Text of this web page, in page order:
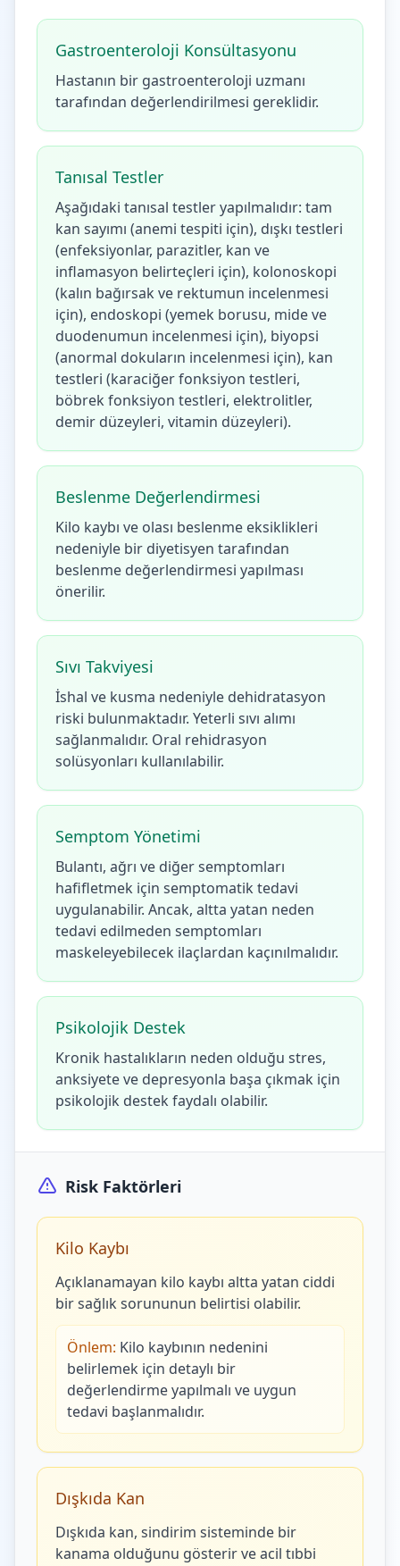
Gastroenteroloji Konsültasyonu
Hastanın bir gastroenteroloji uzmanı
tarafından değerlendirilmesi gereklidir.
Tanısal Testler
Aşağıdaki tanısal testler yapılmalıdır: tam
kan sayımı (anemi tespiti için), dışkı testleri
(enfeksiyonlar, parazitler, kan ve
inflamasyon belirteçleri için), kolonoskopi
(kalın bağırsak ve rektumun incelenmesi
için), endoskopi (yemek borusu, mide ve
duodenumun incelenmesi için), biyopsi
(anormal dokuların incelenmesi için), kan
testleri (karaciğer fonksiyon testleri,
böbrek fonksiyon testleri, elektrolitler,
demir düzeyleri, vitamin düzeyleri).
Beslenme Değerlendirmesi
Kilo kaybı ve olası beslenme eksiklikleri
nedeniyle bir diyetisyen tarafından
beslenme değerlendirmesi yapılması
önerilir.
Sıvı Takviyesi
İshal ve kusma nedeniyle dehidratasyon
riski bulunmaktadır. Yeterli sıvı alımı
sağlanmalıdır. Oral rehidrasyon
solüsyonları kullanılabilir.
Semptom Yönetimi
Bulantı, ağrı ve diğer semptomları
hafifletmek için semptomatik tedavi
uygulanabilir. Ancak, altta yatan neden
tedavi edilmeden semptomları
maskeleyebilecek ilaçlardan kaçınılmalıdır.
Psikolojik Destek
Kronik hastalıkların neden olduğu stres,
anksiyete ve depresyonla başa çıkmak için
psikolojik destek faydalı olabilir.
Risk Faktörleri
Kilo Kaybı
Açıklanamayan kilo kaybı altta yatan ciddi
bir sağlık sorununun belirtisi olabilir.
Önlem: Kilo kaybının nedenini
belirlemek için detaylı bir
değerlendirme yapılmalı ve uygun
tedavi başlanmalıdır.
Dışkıda Kan
Dışkıda kan, sindirim sisteminde bir
kanama olduğunu gösterir ve acil tıbbi